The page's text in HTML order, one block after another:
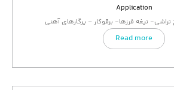
Application
تراشی- تیغه فرزها- برقوکار – پرگارهای آهنی
Read more